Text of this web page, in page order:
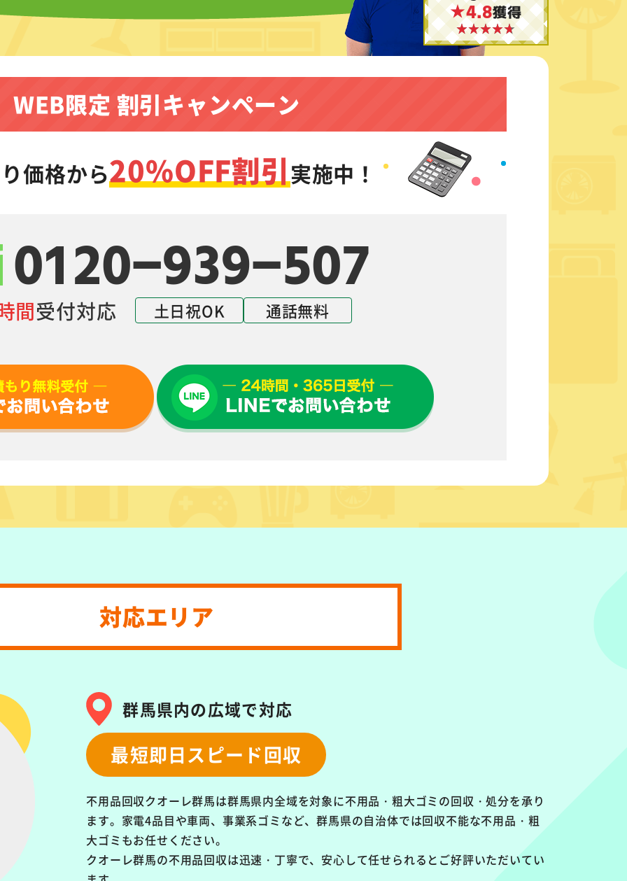
★4.8獲得
WEB限定 割引キャンペーン
価格から20%OFF割引実施中！
0120-939-507
間受付対応 土日祝OK 通話無料
対応エリア
群馬県内の広域で対応
最短即日スピード回収
不用品回収クオーレ群馬は群馬県内全域を対象に不用品・粗大ゴミの回収・処分を承り
ます。 家電4品目や車両、事業系ゴミなど、群馬県の自治体では回収不能な不用品・粗
大ゴミもお任せください。
クオーレ群馬の不用品回収は迅速・丁寧で、安心して任せられるとご好評いただいてい